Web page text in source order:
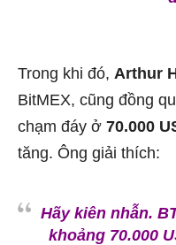
Trong khi đó, Arthur
BitMEX, cũng đồng
chạm đáy ở 70.000
tăng. Ông giải thích:
Hãy kiên nhẫn.
khoảng 70.000